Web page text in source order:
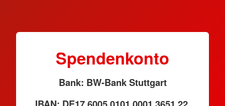
Spendenkonto
Bank: BW-Bank Stuttgart